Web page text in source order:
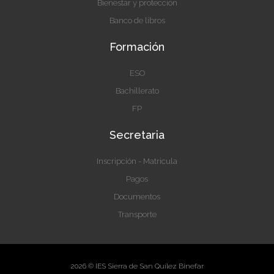
Bienestar y protección
Banco de libros
Formación
ESO
Bachillerato
FP
Secretaria
Inscripción - Matricula
Pagos
Documentos
Transporte
2026 © IES Sierra de San Quílez Binefar